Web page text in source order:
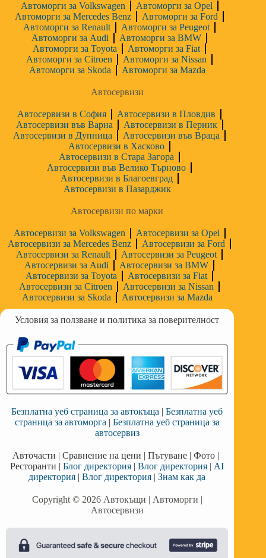
Автоморги за Volkswagen
Автоморги за Opel
Автоморги за Mercedes Benz
Автоморги за Ford
Автоморги за Renault
Автоморги за Peugeot
Автоморги за Audi
Автоморги за BMW
Автоморги за Toyota
Автоморги за Fiat
Автоморги за Citroen
Автоморги за Nissan
Автоморги за Skoda
Автоморги за Mazda
Автосервизи
Автосервизи в София
Автосервизи в Пловдив
Автосервизи във Варна
Автосервизи в Перник
Автосервизи в Дупница
Автосервизи във Враца
Автосервизи в Хасково
Автосервизи в Стара Загора
Автосервизи във Велико Търново
Автосервизи в Благоевград
Автосервизи в Пазарджик
Автосервизи по марки
Автосервизи за Volkswagen
Автосервизи за Opel
Автосервизи за Mercedes Benz
Автосервизи за Ford
Автосервизи за Renault
Автосервизи за Peugeot
Автосервизи за Audi
Автосервизи за BMW
Автосервизи за Toyota
Автосервизи за Fiat
Автосервизи за Citroen
Автосервизи за Nissan
Автосервизи за Skoda
Автосервизи за Mazda
Условия за ползване и политика за поверителност
Безплатна уеб страница за автокъща |Безплатна уеб
страница за автоморга | Безплатна уеб страница за
автосервиз
Авточасти |Сравнение на цени |Пътуване |Фото |
Ресторанти |Блог директория |Влог директория | AI
директория |Влог директория |Знам как да
Copyright © 2026 Автокъщи | Автоморги |
Автосервизи